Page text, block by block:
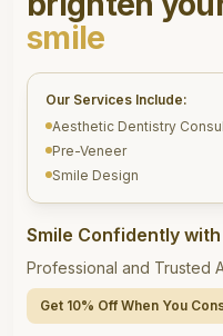
smile
Our Services Include:
Aesthetic Dentistry
Pre-Veneer
Smile Design
Smile Confidently
Professional and Trusted
Get 10% Off When You